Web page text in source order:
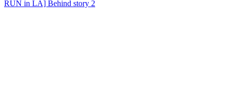
RUN in LA] Behind story 2